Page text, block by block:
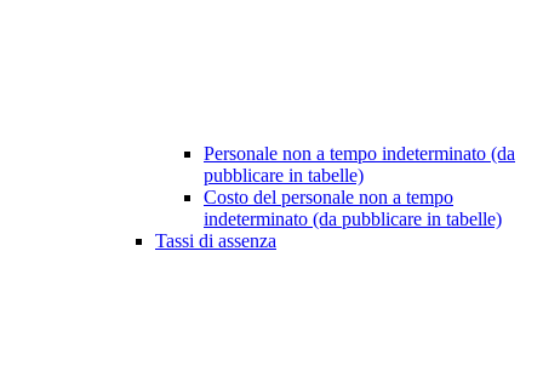
Personale non a tempo indeterminato (da
pubblicare in tabelle)
Costo del personale non a tempo
indeterminato (da pubblicare in tabelle)
Tassi di assenza